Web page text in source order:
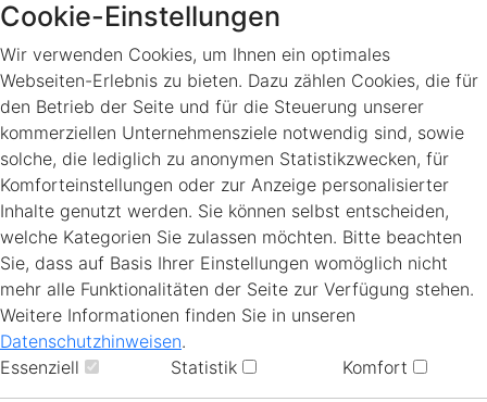
Cookie-Einstellungen
Wir verwenden Cookies, um Ihnen ein optimales
Webseiten-Erlebnis zu bieten. Dazu zählen Cookies, die für
den Betrieb der Seite und für die Steuerung unserer
kommerziellen Unternehmensziele notwendig sind, sowie
solche, die lediglich zu anonymen Statistikzwecken, für
Komforteinstellungen oder zur Anzeige personalisierter
Inhalte genutzt werden. Sie können selbst entscheiden,
welche Kategorien Sie zulassen möchten. Bitte beachten
Sie, dass auf Basis Ihrer Einstellungen womöglich nicht
mehr alle Funktionalitäten der Seite zur Verfügung stehen.
Weitere Informationen finden Sie in unseren
Datenschutzhinweisen.
Essenziell
Statistik Komfort